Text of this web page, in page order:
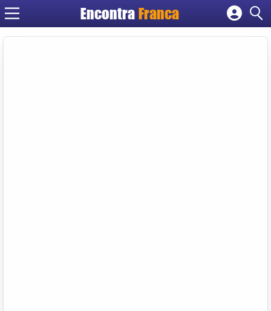
Encontra Franca
Cadastrar empresa